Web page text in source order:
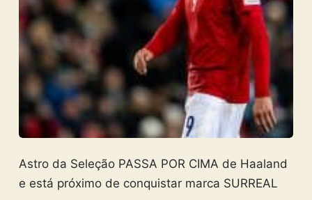
Astro da Seleção PASSA POR CIMA de Haaland
e está próximo de conquistar marca SURREAL